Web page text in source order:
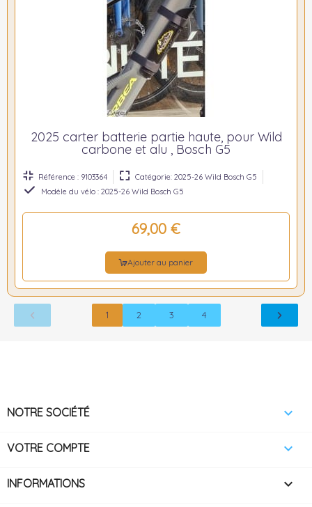
2025 carter batterie partie haute, pour Wild
carbone et alu , Bosch G5
Référence : 9103364
Catégorie: 2025-26 Wild Bosch G5
Modèle du vélo : 2025-26 Wild Bosch G5
69,00 €
Ajouter au panier
1 2 3 4
NOTRE SOCIÉTÉ 
VOTRE COMPTE 
INFORMATIONS keyboard_arrow_down